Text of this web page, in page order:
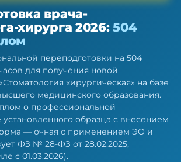
программа ПП с 01.03.2026
врача-
хирурга — ПП, 504 ч
переподготовке.
ЭО и ДОТ, без отрыва от работы
врача-
хирурга 2026:504
переподготовки на 504
для получения новой
хирургическая» на базе
медицинского образования.
о профессиональной
установленного образца с внесением
— очная с применением ЭО и
ФЗ № 28-ФЗ от 28.02.2025,
с 01.03.2026).